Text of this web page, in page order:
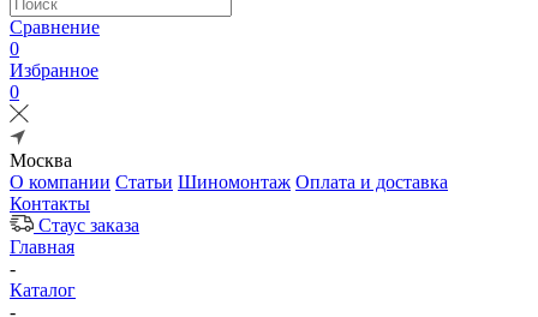
Сравнение
0
Избранное
0
Москва
О компании Статьи Шиномонтаж Оплата и доставка
Контакты
Стаус заказа
Главная
-
Каталог
-